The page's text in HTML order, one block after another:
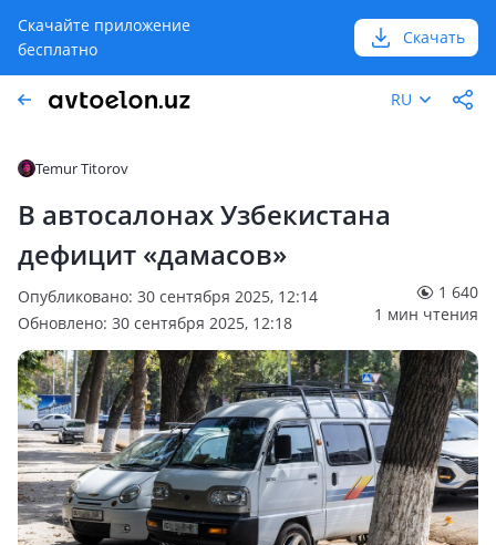
Скачайте приложение
бесплатно
Скачать
RU
Temur Titorov
В автосалонах Узбекистана
дефицит «дамасов»
Опубликовано: 30 сентября 2025, 12:14
Обновлено: 30 сентября 2025, 12:18
1 640
1 мин чтения